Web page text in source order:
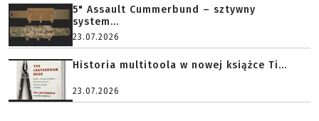
5" Assault Cummerbund – sztywny
system...
23.07.2026
Historia multitoola w nowej książce Ti...
23.07.2026